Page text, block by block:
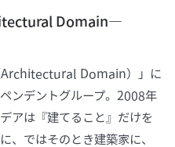
Domain―
Architectural Domain）」に
ンデントグループ。2008年
アは『建てること』だけを
、ではそのとき建築家に、